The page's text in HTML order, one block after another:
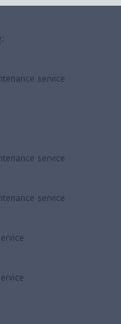
service
service
service